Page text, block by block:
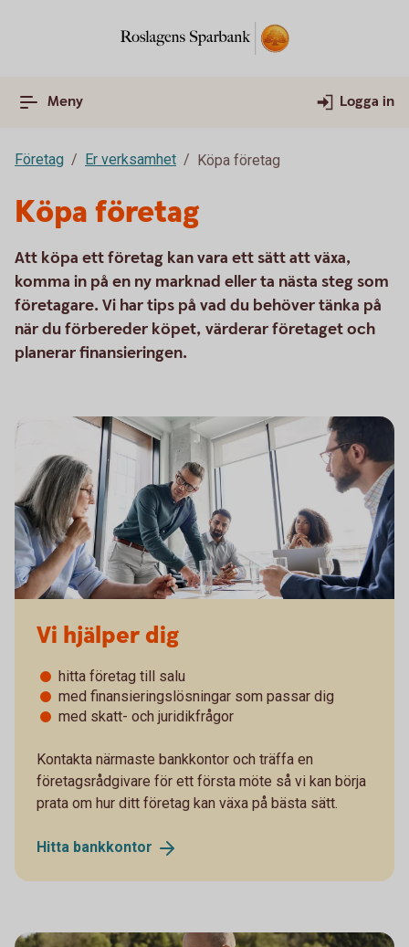
Meny Logga in
Företag Er verksamhet Köpa företag
Köpa företag
Att köpa ett företag kan vara ett sätt att växa,
komma in på en ny marknad eller ta nästa steg som
företagare. Vi har tips på vad du behöver tänka på
när du förbereder köpet, värderar företaget och
planerar finansieringen.
Vi hjälper dig
hitta företag till salu
med finansieringslösningar som passar dig
med skatt- och juridikfrågor
Kontakta närmaste bankkontor och träffa en
företagsrådgivare för ett första möte så vi kan börja
prata om hur ditt företag kan växa på bästa sätt.
Hitta bankkontor